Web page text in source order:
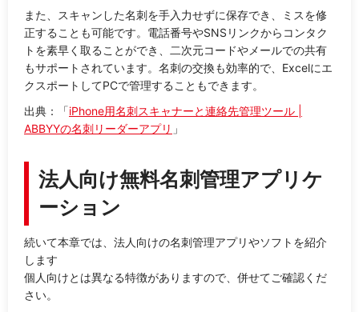
また、スキャンした名刺を手入力せずに保存でき、ミスを修
正することも可能です。電話番号やSNSリンクからコンタク
トを素早く取ることができ、二次元コードやメールでの共有
もサポートされています。名刺の交換も効率的で、Excelにエ
クスポートしてPCで管理することもできます。
出典：「iPhone用名刺スキャナーと連絡先管理ツール |
ABBYYの名刺リーダーアプリ 」
法人向け無料名刺管理アプリケ
ーション
続いて本章では、法人向けの名刺管理アプリやソフトを紹介
します
個人向けとは異なる特徴がありますので、併せてご確認くだ
さい。